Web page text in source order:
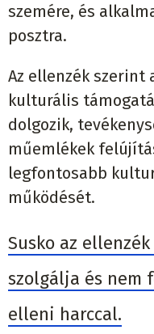
szemére, és
posztra.
Az ellenzék szerint
kulturális
dolgozik,
műemlékek
legfontosabb
működését.
Susko az
szolgálja és nem
elleni harccal.